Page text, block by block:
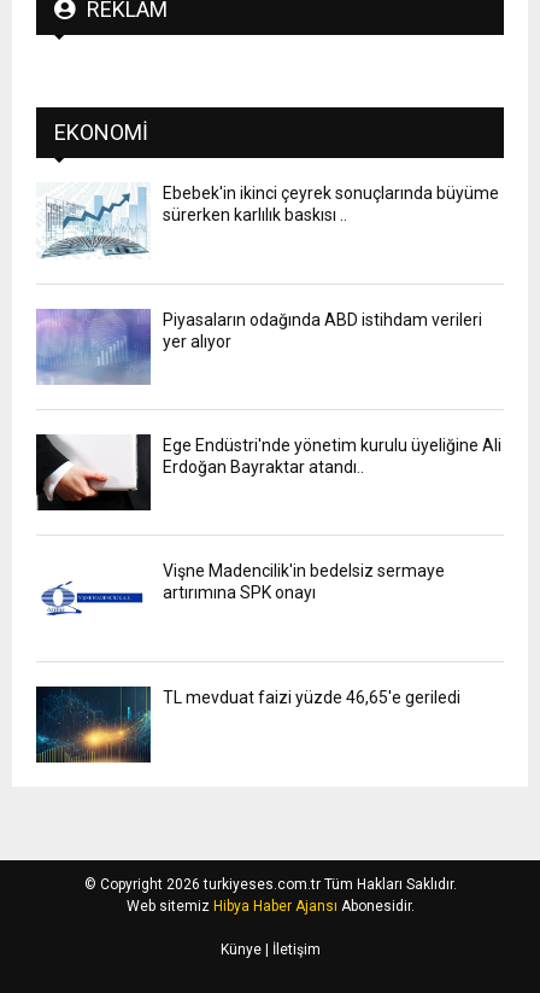
REKLAM
EKONOMI
Ebebek'in ikinci çeyrek sonuçlarında büyüme
sürerken karlılık baskısı ..
Piyasaların odağında ABD istihdam verileri
yer alıyor
Ege Endüstri'nde yönetim kurulu üyeliğine Ali
Erdoğan Bayraktar atandı..
Vişne Madencilik'in bedelsiz sermaye
artırımına SPK onayı
TL mevduat faizi yüzde 46,65'e geriledi
© Copyright 2026 turkiyeses.com.tr Tüm Hakları Saklıdır.
Web sitemiz Hibya Haber Ajansı Abonesidir.
Künye| İletişim